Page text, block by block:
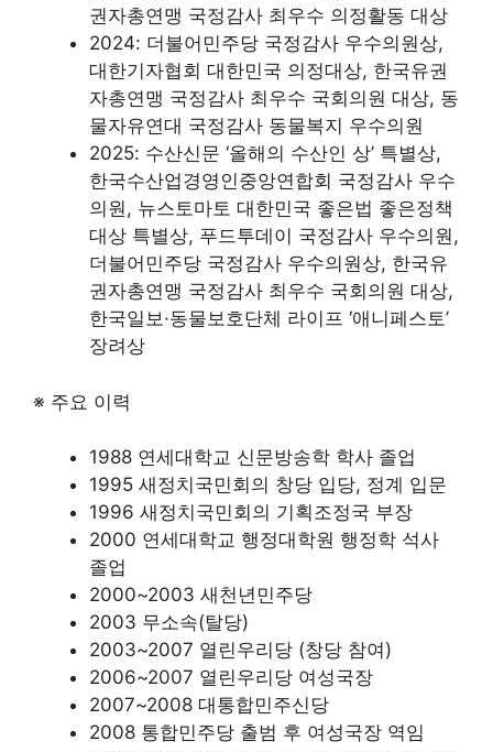
권자총연맹 국정감사 최우수 의정활동 대상
2024: 더불어민주당 국정감사 우수의원상,
대한기자협회 대한민국 의정대상, 한국유권
자총연맹 국정감사 최우수 국회의원 대상, 동
물자유연대 국정감사 동물복지 우수의원
2025: 수산신문 ‘올해의 수산인 상’ 특별상,
한국수산업경영인중앙연합회 국정감사 우수
의원, 뉴스토마토 대한민국 좋은법 좋은정책
대상 특별상, 푸드투데이 국정감사 우수의원,
더불어민주당 국정감사 우수의원상, 한국유
권자총연맹 국정감사 최우수 국회의원 대상,
한국일보·동물보호단체 라이프 ‘애니페스토’
장려상
※ 주요 이력
1988 연세대학교 신문방송학 학사 졸업
1995 새정치국민회의 창당 입당, 정계 입문
1996 새정치국민회의 기획조정국 부장
2000 연세대학교 행정대학원 행정학 석사
졸업
2000~2003 새천년민주당
2003 무소속(탈당)
2003~2007 열린우리당 (창당 참여)
2006~2007 열린우리당 여성국장
2007~2008 대통합민주신당
2008 통합민주당 출범 후 여성국장 역임